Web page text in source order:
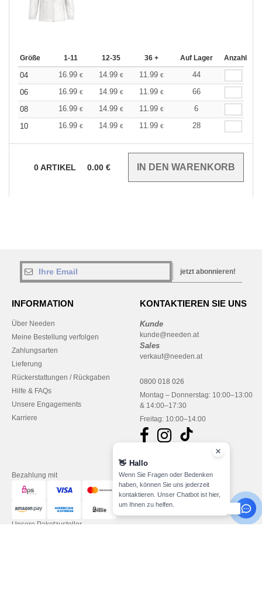
Größe 1-11 12-35 36 + Auf Lager Anzahl
04 16.99 € 14.99 € 11.99 €
44
06
16.99 € 14.99 € 11.99 €
66
08
16.99 € 14.99 € 11.99 €
6
10
16.99 € 14.99 € 11.99 € 28
0ARTIKEL 0.00 €
jetzt abonnieren!
INFORMATION
Über Needen
Meine Bestellung verfolgen
Zahlungsarten
Lieferung
Rückerstattungen / Rückgaben
Hilfe & FAQs
Unsere Engagements
Karriere
KONTAKTIEREN SIE UNS
Kunde
kunde@needen.at
Sales
verkauf@needen.at
0800 018 026
Montag – Donnerstag: 10:00–13:00
& 14:00–17:30
Freitag: 10:00–14:00
Bezahlung mit
Unsere Paketzusteller
👋 Hallo
Wenn Sie Fragen oder Bedenken
haben, können Sie uns jederzeit
kontaktieren. Unser Chatbot ist hier,
um Ihnen zu helfen.